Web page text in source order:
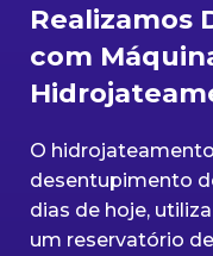
Realizamos
com
O
desentupimento
dias de hoje,
um reservatório